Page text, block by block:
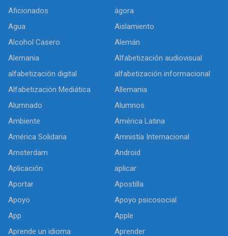
Aficionados
ágora
Agua
Aislamiento
Alcohol Casero
Alemán
Alemania
Alfabetización audiovisual
alfabetización digital
alfabetización informacional
Alfabetización Mediática
Allemania
Alumnado
Alumnos
Ambiente
América Latina
América Solidaria
Amnistía Internacional
Amsterdam
Android
Aplicación
aplicar
Aportar
Apostilla
Apoyo
Apoyo psicosocial
App
Apple
Aprende un idioma
Aprender